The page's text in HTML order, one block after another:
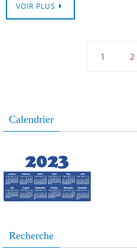
VOIR PLUS
1 2
Calendrier
Recherche